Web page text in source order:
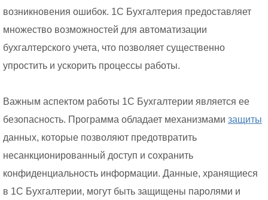
возникновения ошибок. 1С Бухгалтерия предоставляет
множество возможностей для автоматизации
бухгалтерского учета, что позволяет существенно
упростить и ускорить процессы работы.
Важным аспектом работы 1С Бухгалтерии является ее
безопасность. Программа обладает механизмами защиты
данных, которые позволяют предотвратить
несанкционированный доступ и сохранить
конфиденциальность информации. Данные, хранящиеся
в 1С Бухгалтерии, могут быть защищены паролями и